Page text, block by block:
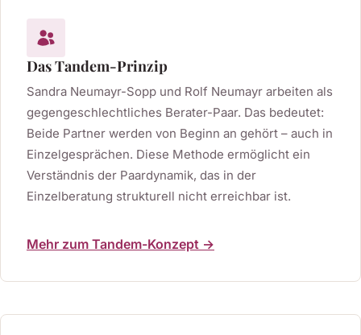
Das Tandem-Prinzip
Sandra Neumayr-Sopp und Rolf Neumayr arbeiten als
gegengeschlechtliches Berater-Paar. Das bedeutet:
Beide Partner werden von Beginn an gehört – auch in
Einzelgesprächen. Diese Methode ermöglicht ein
Verständnis der Paardynamik, das in der
Einzelberatung strukturell nicht erreichbar ist.
Mehr zum Tandem-Konzept →